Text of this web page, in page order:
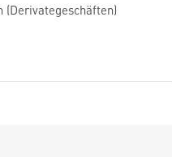
(Derivategeschäften)